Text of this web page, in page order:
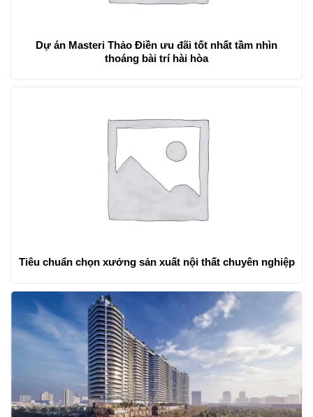
Dự án Masteri Thảo Điền ưu đãi tốt nhất tầm nhìn
thoáng bài trí hài hòa
Tiêu chuẩn chọn xưởng sản xuất nội thất chuyên nghiệp